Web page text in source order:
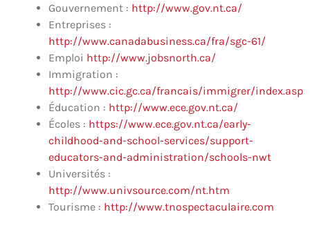
Gouvernement : http://www.gov.nt.ca/
Entreprises :
http://www.canadabusiness.ca/fra/sgc-61/
Emploi http://www.jobsnorth.ca/
Immigration :
http://www.cic.gc.ca/francais/immigrer/index.asp
Éducation : http://www.ece.gov.nt.ca/
Écoles : https://www.ece.gov.nt.ca/early-
childhood-and-school-services/support-
educators-and-administration/schools-nwt
Universités :
http://www.univsource.com/nt.htm
Tourisme : http://www.tnospectaculaire.com